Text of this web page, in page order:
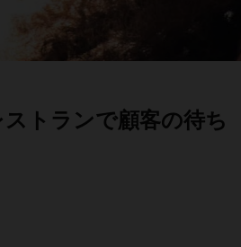
トランで顧客の待ち